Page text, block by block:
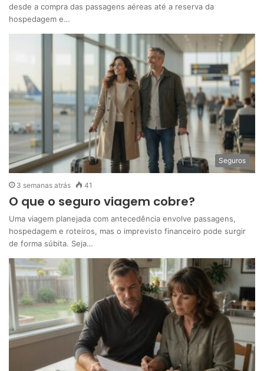
desde a compra das passagens aéreas até a reserva da
hospedagem e…
Seguros
3 semanas atrás 41
O que o seguro viagem cobre?
Uma viagem planejada com antecedência envolve passagens,
hospedagem e roteiros, mas o imprevisto financeiro pode surgir
de forma súbita. Seja…